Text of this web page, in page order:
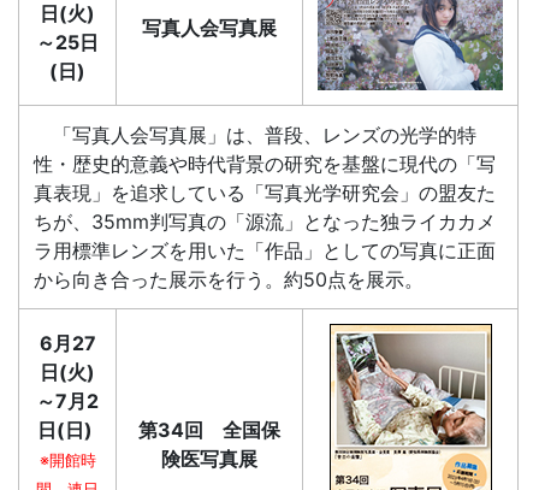
日(火)
～25日
(日)
写真人会写真展
「写真人会写真展」は、普段、レンズの光学的特
性・歴史的意義や時代背景の研究を基盤に現代の「写
真表現」を追求している「写真光学研究会」の盟友た
ちが、35mm判写真の「源流」となった独ライカカメ
ラ用標準レンズを用いた「作品」としての写真に正面
から向き合った展示を行う。約50点を展示。
6月27
日(火)
～7月2
日(日)
※開館時
第34回 全国保
険医写真展